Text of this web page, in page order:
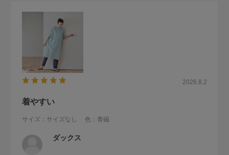
今回はミントグリーンにしましたが、ラベンダー色もとても
可愛くて迷っちゃいました。
2026.8.2
着やすい
サイズ：サイズなし 色：青磁
ダックス